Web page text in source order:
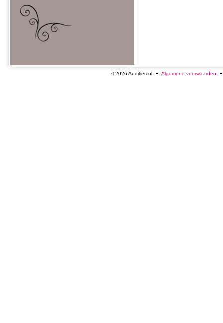
© 2026 Audities.nl Algemene voorwaarden